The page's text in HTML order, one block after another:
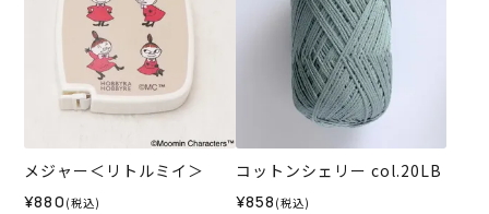
メジャー＜リトルミイ＞
¥880 (税込)
コットンシェリー col.20LB
¥858 (税込)